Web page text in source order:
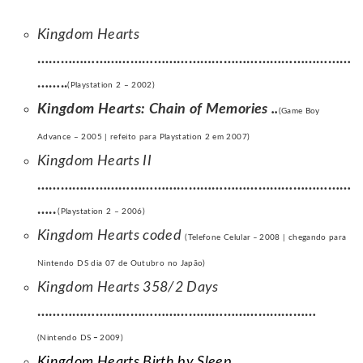
Kingdom Hearts
………………………………………………………………………
……..(Playstation 2 – 2002)
Kingdom Hearts: Chain of Memories .. (Game Boy
Advance – 2005 | refeito para Playstation 2 em 2007)
Kingdom Hearts II
………………………………………………………………………
….. (Playstation 2 – 2006)
Kingdom Hearts coded(Telefone Celular –2008 | chegando para
Nintendo DS dia 07 de Outubro no Japão)
Kingdom Hearts 358/2 Days
………………………………………………………………
(Nintendo DS –2009)